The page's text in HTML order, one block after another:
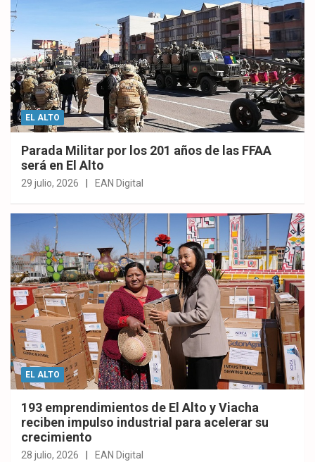
EL ALTO
Parada Militar por los 201 años de las FFAA
será en El Alto
29 julio, 2026 EAN Digital
EL ALTO
193 emprendimientos de El Alto y Viacha
reciben impulso industrial para acelerar su
crecimiento
28 julio, 2026 EAN Digital